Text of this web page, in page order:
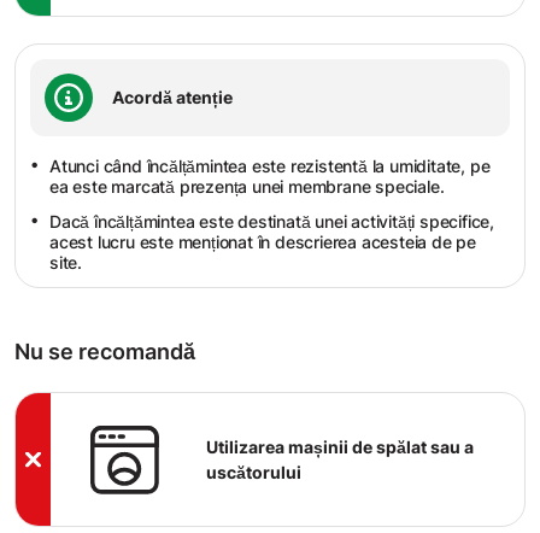
Acordă atenție
Atunci când încălțămintea este rezistentă la umiditate, pe
ea este marcată prezența unei membrane speciale.
Dacă încălțămintea este destinată unei activități specifice,
acest lucru este menționat în descrierea acesteia de pe
site.
Nu se recomandă
Utilizarea mașinii de spălat sau a
uscătorului